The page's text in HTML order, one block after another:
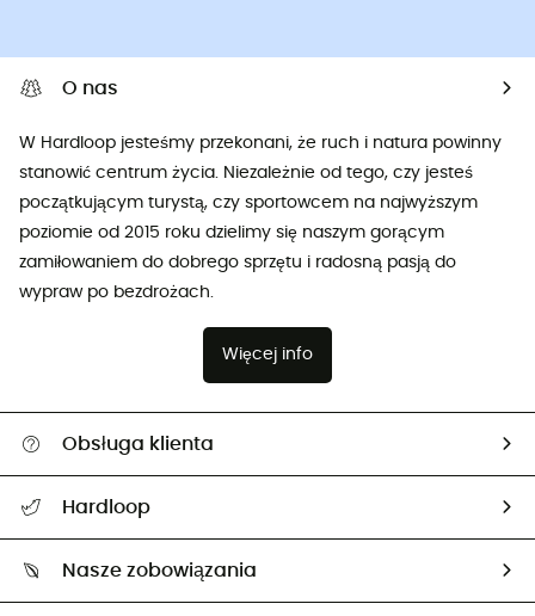
O nas
W Hardloop jesteśmy przekonani, że ruch i natura powinny
stanowić centrum życia. Niezależnie od tego, czy jesteś
początkującym turystą, czy sportowcem na najwyższym
poziomie od 2015 roku dzielimy się naszym gorącym
zamiłowaniem do dobrego sprzętu i radosną pasją do
wypraw po bezdrożach.
Więcej info
Obsługa klienta
Śledzenie przesyłki
Zwrot artykułów i zwrot środków
Hardloop
Nasze zobowiązania